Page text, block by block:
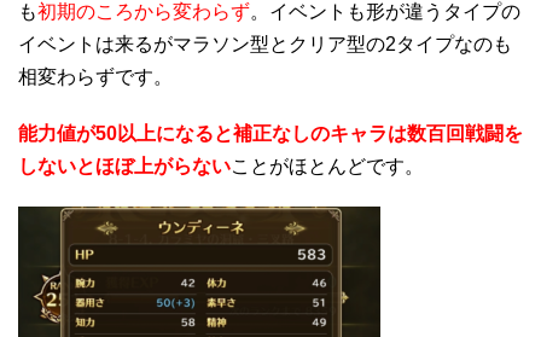
も初期のころから変わらず。イベントも形が違うタイプの
イベントは来るがマラソン型とクリア型の2タイプなのも
相変わらずです。
能力値が50以上になると補正なしのキャラは数百回戦闘を
しないとほぼ上がらないことがほとんどです。